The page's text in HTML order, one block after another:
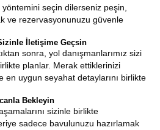
seçin dilerseniz peşin,
ve rezervasyonunuzu güvenle
İletişime Geçsin
sonra, yol danışmanlarımız sizi
planlar. Merak ettiklerinizi
en uygun seyahat detaylarını birlikte
Bekleyin
sizinle birlikte
sadece bavulunuzu hazırlamak